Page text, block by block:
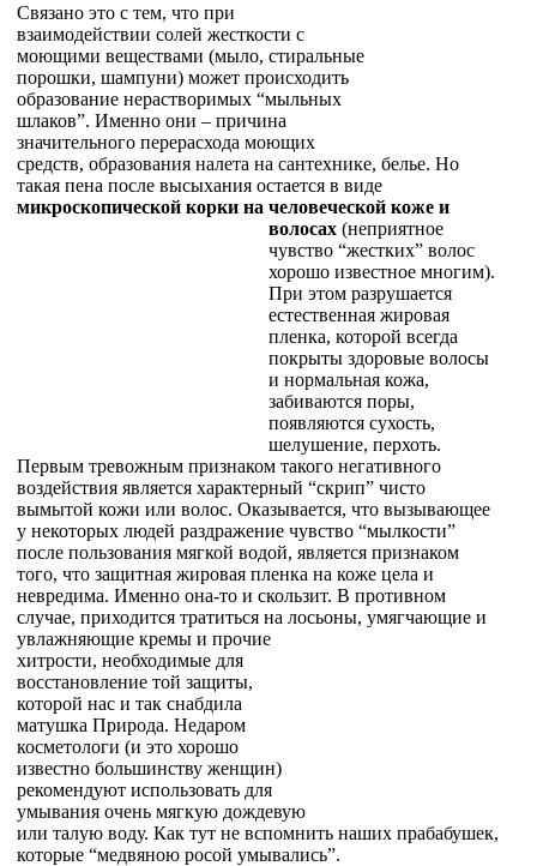
Связано это с тем, что при
взаимодействии солей жесткости с
моющими веществами (мыло, стиральные
порошки, шампуни) может происходить
образование нерастворимых “мыльных
шлаков”. Именно они – причина
значительного перерасхода моющих
средств, образования налета на сантехнике, белье. Но
такая пена после высыхания остается в виде
микроскопической корки на человеческой коже и
волосах (неприятное
чувство “жестких” волос
хорошо известное многим).
При этом разрушается
естественная жировая
пленка, которой всегда
покрыты здоровые волосы
и нормальная кожа,
забиваются поры,
появляются сухость,
шелушение, перхоть.
Первым тревожным признаком такого негативного
воздействия является характерный “скрип” чисто
вымытой кожи или волос. Оказывается, что вызывающее
у некоторых людей раздражение чувство “мылкости”
после пользования мягкой водой, является признаком
того, что защитная жировая пленка на коже цела и
невредима. Именно она-то и скользит. В противном
случае, приходится тратиться на лосьоны, умягчающие и
увлажняющие кремы и прочие
хитрости, необходимые для
восстановление той защиты,
которой нас и так снабдила
матушка Природа. Недаром
косметологи (и это хорошо
известно большинству женщин)
рекомендуют использовать для
умывания очень мягкую дождевую
или талую воду. Как тут не вспомнить наших прабабушек,
которые “медвяною росой умывались”.